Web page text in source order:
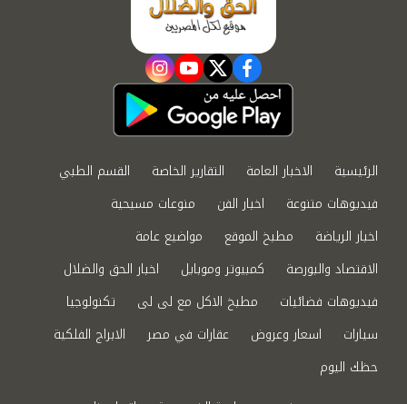
facebook
twitter
youtube
instagram
الرئيسية الاخبار العامة التقارير الخاصة
القسم الطبي
فيديوهات متنوعة
اخبار الفن
منوعات مسيحية
اخبار الرياضة
مطبخ الموقع
مواضيع عامة
الاقتصاد والبورصة
كمبيوتر وموبايل
اخبار الحق والضلال
فيديوهات فضائيات
مطبخ الاكل مع لى لى
تكنولوجيا
سيارات
اسعار وعروض عقارات في مصر
الابراج الفلكية
حظك اليوم